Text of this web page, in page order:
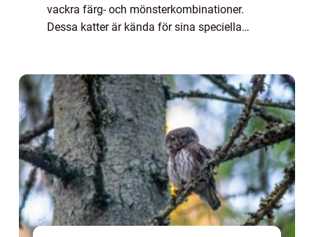
vackra färg- och mönsterkombinationer.
Dessa katter är kända för sina speciella